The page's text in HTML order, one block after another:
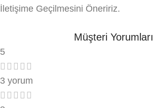
İletişime Geçilmesini Öneririz.
Müşteri Yorumları
5
3 yorum